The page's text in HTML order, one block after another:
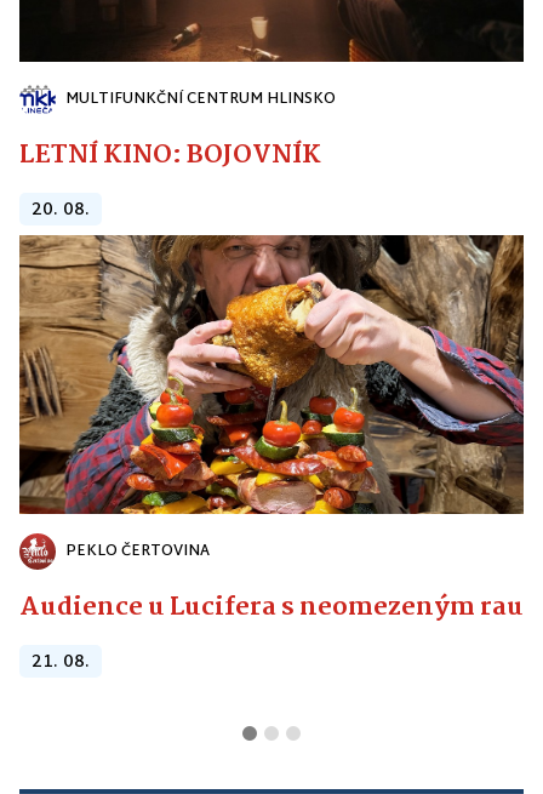
MULTIFUNKČNÍ CENTRUM HLINSKO
LETNÍ KINO: BOJOVNÍK
20. 08.
PEKLO ČERTOVINA
Audience u Lucifera s neomezeným
21. 08.